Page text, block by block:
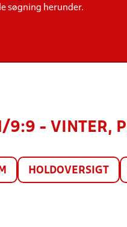
søgning herunder.
9:9 - VINTER,
HOLDOVERSIGT